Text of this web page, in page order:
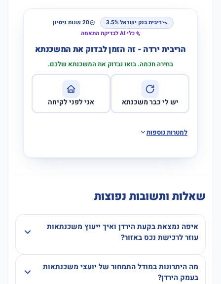
ריבית בנק ישראל 3.5%
20 שנות ניסיון
כלי AI לבדיקת התאמה
הריבית ירדה - זה הזמן לבדוק את המשכנתא
בחירה חכמה. בואו נבדוק את המשכנתא שלכם.
יש לי כבר משכנתא אני לפני לקיחה
למטרות נוספות
שאלות ותשובות נפוצות
איפה נמצאת בקעת הירדן ואיך ייעוץ משכנתאות
עוזר לרכישת נכס באזור?
מה היתרונות במודל התמחור של יועצי משכנתאות
בעמק הירדן?